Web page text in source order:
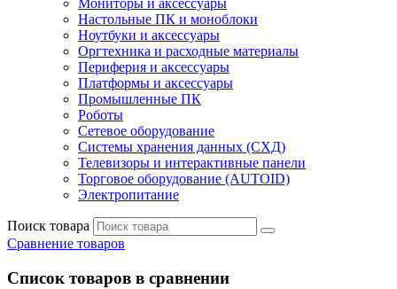
Мониторы и аксессуары
Настольные ПК и моноблоки
Ноутбуки и аксессуары
Оргтехника и расходные материалы
Периферия и аксессуары
Платформы и аксессуары
Промышленные ПК
Роботы
Сетевое оборудование
Системы хранения данных (СХД)
Телевизоры и интерактивные панели
Торговое оборудование (AUTOID)
Электропитание
Поиск товара
Сравнение товаров
Список товаров в сравнении